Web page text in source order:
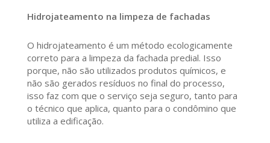
Hidrojateamento na limpeza de fachadas
O hidrojateamento é um método ecologicamente
correto para a limpeza da fachada predial. Isso
porque, não são utilizados produtos químicos, e
não são gerados resíduos no final do processo,
isso faz com que o serviço seja seguro, tanto para
o técnico que aplica, quanto para o condômino que
utiliza a edificação.